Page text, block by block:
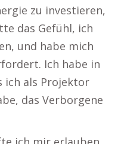
zu investieren,
das Gefühl, ich
und habe mich
Ich habe in
ich als Projektor
das Verborgene